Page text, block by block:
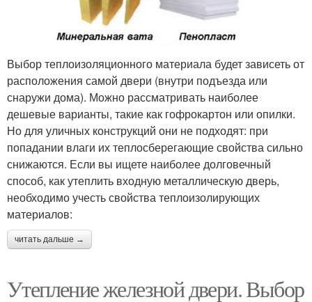
Выбор теплоизоляционного материала будет зависеть от
расположения самой двери (внутри подъезда или
снаружи дома). Можно рассматривать наиболее
дешевые варианты, такие как гофрокартон или опилки.
Но для уличных конструкций они не подходят: при
попадании влаги их теплосберегающие свойства сильно
снижаются. Если вы ищете наиболее долговечный
способ, как утеплить входную металлическую дверь,
необходимо учесть свойства теплоизолирующих
материалов:
читать дальше →
Утепление железной двери. Выбор